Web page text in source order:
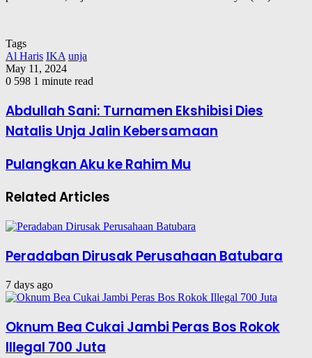
Tags
Al Haris IKA unja
May 11, 2024
0 598 1 minute read
Abdullah Sani: Turnamen Ekshibisi Dies
Natalis Unja Jalin Kebersamaan
Pulangkan Aku ke Rahim Mu
Related Articles
Peradaban Dirusak Perusahaan Batubara
7 days ago
Oknum Bea Cukai Jambi Peras Bos Rokok
Illegal 700 Juta